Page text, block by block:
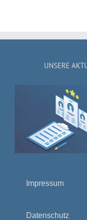
UNSERE
Impressum
Datenschutz